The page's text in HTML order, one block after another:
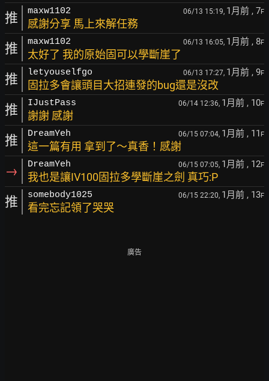
推 maxw1102 06/13 15:19, 1月前 , 7F
感謝分享 馬上來解任務
推 maxw1102 06/13 16:05, 1月前 , 8F
太好了 我的原始固可以學斷崖了
推 letyouselfgo 06/13 17:27, 1月前 , 9F
固拉多會讓頭目大招連發的bug還是沒改
推 IJustPass 06/14 12:36, 1月前 , 10F
謝謝 感謝
推 DreamYeh 06/15 07:04, 1月前 , 11 F
這一篇有用 拿到了～真香！感謝
→ DreamYeh 06/15 07:05, 1月前 , 12F
我也是讓IV100固拉多學斷崖之劍 真巧:P
推 somebody1025 06/15 22:20, 1月前 , 13F
看完忘記領了哭哭
廣告